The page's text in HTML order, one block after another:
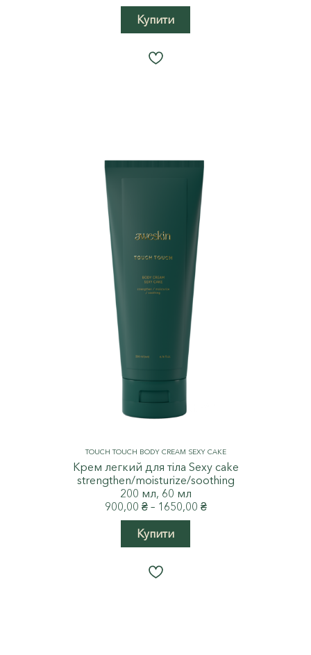
Купити
TOUCH TOUCH BODY CREAM SEXY CAKE
Крем легкий для тіла Sexy cake
strengthen/moisturize/soothing
200 мл, 60 мл
900,00 ₴ – 1650,00 ₴Price
Купити
має